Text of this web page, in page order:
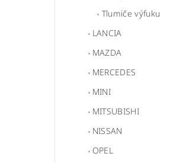
Tlumiče výfuku
LANCIA
MAZDA
MERCEDES
MINI
MITSUBISHI
NISSAN
OPEL